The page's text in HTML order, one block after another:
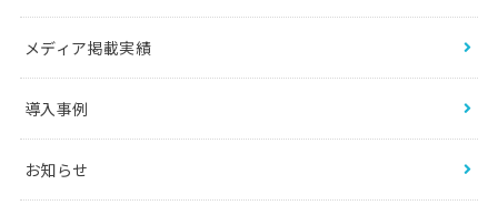
メディア掲載実績
導入事例
お知らせ